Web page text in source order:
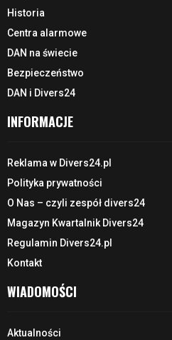
Historia
Centra alarmowe
DAN na świecie
Bezpieczeństwo
DAN i Divers24
INFORMACJE
Reklama w Divers24.pl
Polityka prywatności
O Nas – czyli zespół divers24
Magazyn Kwartalnik Divers24
Regulamin Divers24.pl
Kontakt
WIADOMOŚCI
Aktualności